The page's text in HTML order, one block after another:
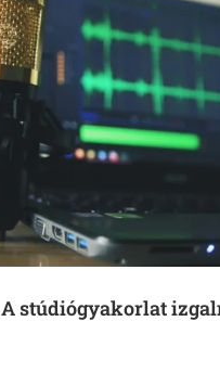
A stúdiógyakorlat